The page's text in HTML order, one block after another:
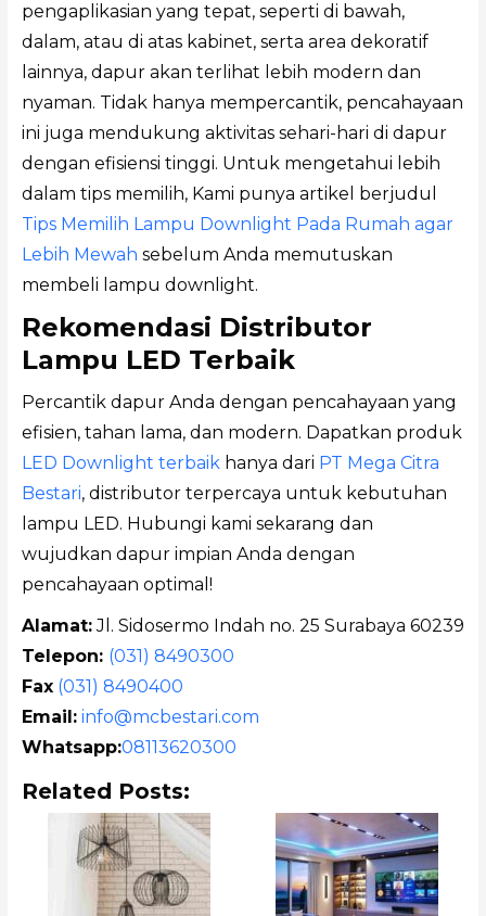
pengaplikasian yang tepat, seperti di bawah,
dalam, atau di atas kabinet, serta area dekoratif
lainnya, dapur akan terlihat lebih modern dan
nyaman. Tidak hanya mempercantik, pencahayaan
ini juga mendukung aktivitas sehari-hari di dapur
dengan efisiensi tinggi. Untuk mengetahui lebih
dalam tips memilih, Kami punya artikel berjudul
Tips Memilih Lampu Downlight Pada Rumah agar
Lebih Mewah sebelum Anda memutuskan
membeli lampu downlight.
Rekomendasi Distributor
Lampu LED Terbaik
Percantik dapur Anda dengan pencahayaan yang
efisien, tahan lama, dan modern. Dapatkan produk
LED Downlight terbaikhanya dari PT Mega Citra
Bestari, distributor terpercaya untuk kebutuhan
lampu LED. Hubungi kami sekarang dan
wujudkan dapur impian Anda dengan
pencahayaan optimal!
Alamat:Jl. Sidosermo Indah no. 25 Surabaya 60239
Telepon: (031) 8490300
Fax (031) 8490400
Email: info@mcbestari.com
Whatsapp:08113620300
Related Posts: